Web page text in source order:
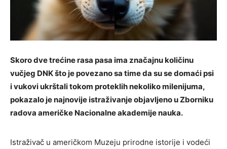
Skoro dve trećine rasa pasa ima značajnu količinu
vučjeg DNK što je povezano sa time da su se domaći psi
i vukovi ukrštali tokom proteklih nekoliko milenijuma,
pokazalo je najnovije istraživanje objavljeno u Zborniku
radova američke Nacionalne akademije nauka.
Istraživač u američkom Muzeju prirodne istorije i vodeći